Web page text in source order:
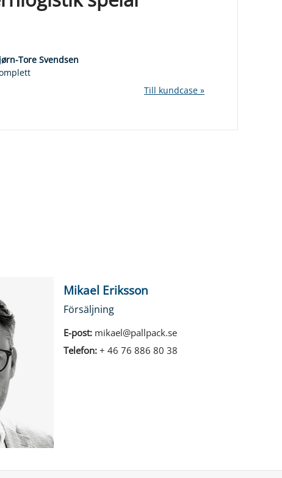
Tore Svendsen
Till kundcase »
Mikael Eriksson
Försäljning
E-post: mikael@pallpack.se
Telefon: + 46 76 886 80 38